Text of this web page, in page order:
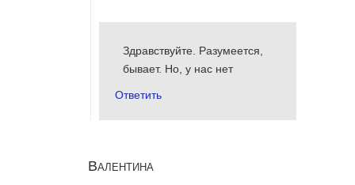
Здравствуйте. Разумеется,
бывает. Но, у нас нет
Ответить
Валентина